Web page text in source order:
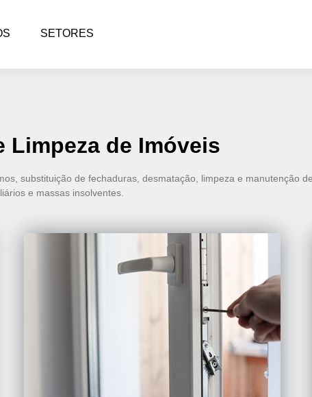
SETORES
Limpeza de Imóveis
substituição de fechaduras, desmatação, limpeza e manutenção
e massas insolventes.